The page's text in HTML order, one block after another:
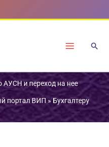
и переход на нее
портал ВИП »Бухгалтеру